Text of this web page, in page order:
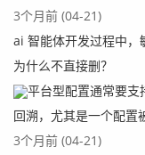
3个月前 (04-21)
ai 智能体开发过程中，
为什么不直接删？
平台型配置通常要支
回溯，尤其是一个配置
3个月前 (04-21)